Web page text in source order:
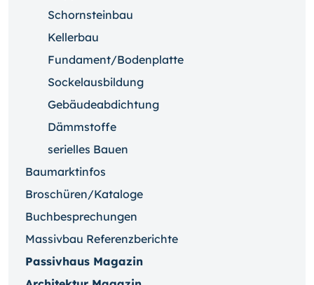
Schornsteinbau
Kellerbau
Fundament/Bodenplatte
Sockelausbildung
Gebäudeabdichtung
Dämmstoffe
serielles Bauen
Baumarktinfos
Broschüren/Kataloge
Buchbesprechungen
Massivbau Referenzberichte
Passivhaus Magazin